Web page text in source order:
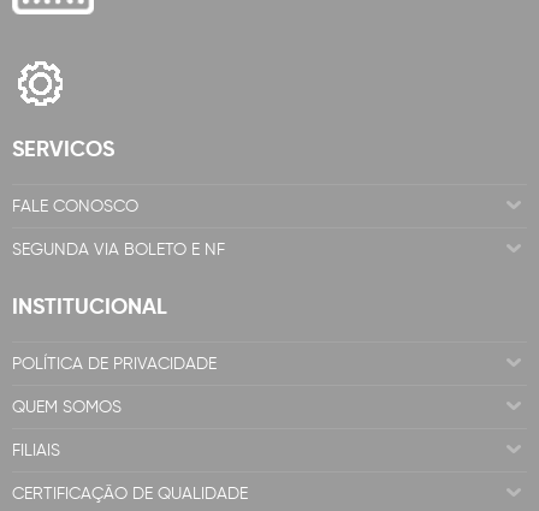
SERVICOS
FALE CONOSCO
SEGUNDA VIA BOLETO E NF
INSTITUCIONAL
POLÍTICA DE PRIVACIDADE
QUEM SOMOS
FILIAIS
CERTIFICAÇÃO DE QUALIDADE